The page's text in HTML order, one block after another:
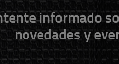
informado
novedades y